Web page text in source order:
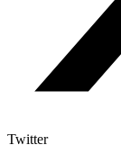
Twitter